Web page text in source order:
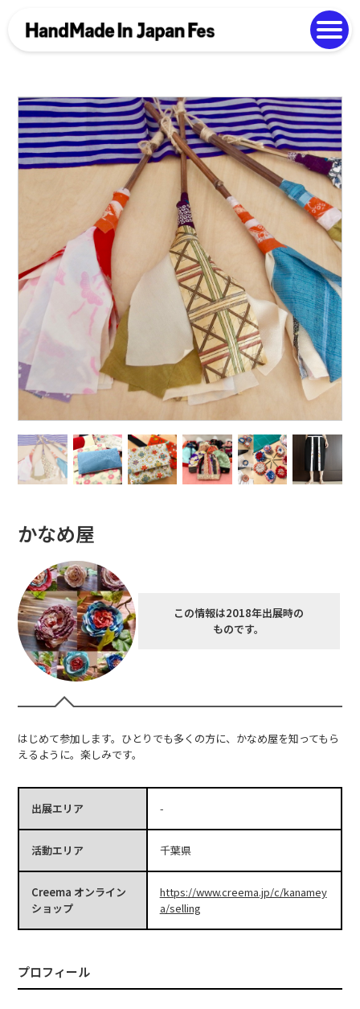
Photo Gallery
EN 中文
かなめ屋
この情報は2018年出展時の
ものです。
はじめて参加します。ひとりでも多くの方に、かなめ屋を知ってもら
えるように。楽しみです。
出展エリア -
活動エリア 千葉県
Creema オンライン
ショップ
https://www.creema.jp/c/kanamey
a/selling
プロフィール